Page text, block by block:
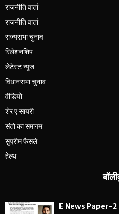
राजनीति वार्ता
राजनीति वार्ता
राज्यसभा चुनाव
रिलेशनशिप
लेटेस्ट न्यूज
विधानसभा चुनाव
वीडियो
शेर ए सायरी
संतो का समागम
सुप्रीम फैसले
हेल्थ
E News Paper-2